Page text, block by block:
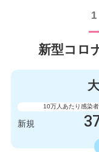
1
新型コロ
大
10万人あたり感染
新規